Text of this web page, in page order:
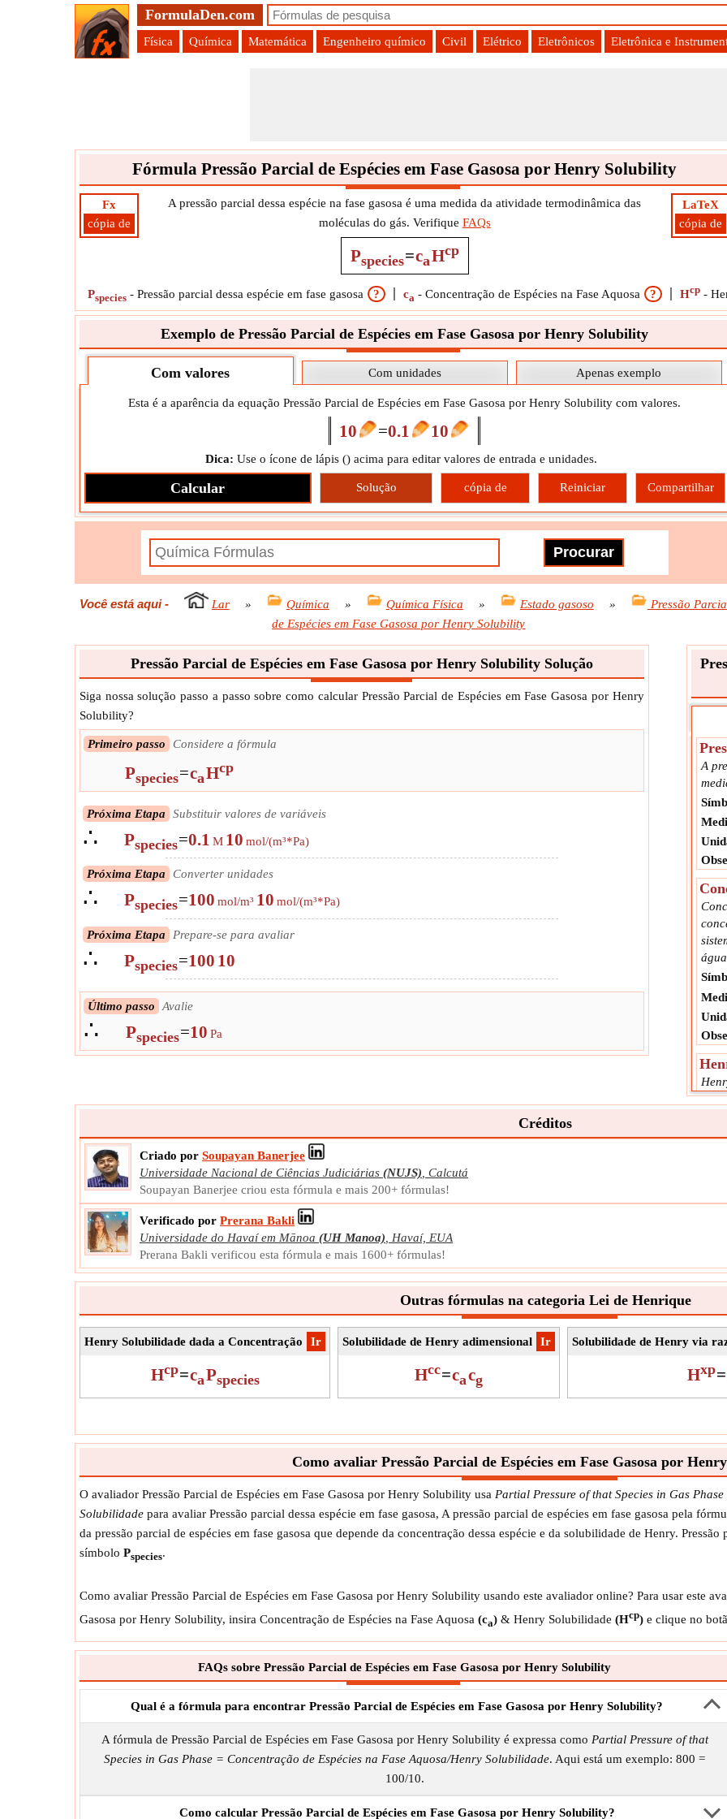
FormulaDen.com
Física Química Matemática Engenheiro químico Civil Elétrico Eletrônicos Eletrônica e
Fórmula Pressão Parcial de Espécies em Fase Gasosa por Henry Solubility
Fx
cópia de
LaTeX
cópia de
A pressão parcial dessa espécie na fase gasosa é uma medida da atividade termodinâmica das
moléculas do gás. Verifique FAQs
Pspecies=caHcp
Pspecies - Pressão parcial dessa espécie em fase gasosa ? ca - Concentração de Espécies na Fase Aquosa ? Hcp -
Exemplo de Pressão Parcial de Espécies em Fase Gasosa por Henry Solubility
Com valores Com unidades Apenas exemplo
Esta é a aparência da equação Pressão Parcial de Espécies em Fase Gasosa por Henry Solubility com valores.
10 =0.1 10
Dica: Use o ícone de lápis () acima para editar valores de entrada e unidades.
Calcular Solução cópia de Reiniciar Compartilhar
Você está aqui- Lar » Química » Química Física » Estado gasoso »
Pressão
de Espécies em Fase Gasosa por Henry Solubility
Pressão Parcial de Espécies em Fase Gasosa por Henry Solubility Solução
Siga nossa solução passo a passo sobre como calcular Pressão Parcial de Espécies em Fase Gasosa por Henry
Solubility?
Primeiro passo Considere a fórmula
Pspecies=caHcp
Próxima Etapa Substituir valores de variáveis
∴ Pspecies=0.1 M 10 mol/(m³*Pa)
Próxima Etapa Converter unidades
∴ Pspecies=100 mol/m³ 10 mol/(m³*Pa)
Próxima Etapa Prepare-se para avaliar
∴ Pspecies=100 10
Último passo Avalie
∴ Pspecies=10 Pa
A
Créditos
Criado por Soupayan Banerjee
Universidade Nacional de Ciências Judiciárias (NUJS) Calcutá
Soupayan Banerjee criou esta fórmula e mais 200+ fórmulas!
Verificado por Prerana Bakli
Universidade do Havaí em Mānoa (UH Manoa)
Havaí, EUA
Prerana Bakli verificou esta fórmula e mais 1600+ fórmulas!
Outras fórmulas na categoria Lei de Henrique
​Ir
Henry Solubilidade dada a Concentração
Hcp=caPspecies
​Ir
Solubilidade de Henry adimensional
Hcc=cacg
Solubilidade de Henry via
Hxp=
Como avaliar Pressão Parcial de Espécies em Fase Gasosa por
O avaliador Pressão Parcial de Espécies em Fase Gasosa por Henry Solubility usa Partial Pressure of that Species in Gas
Solubilidade para avaliar Pressão parcial dessa espécie em fase gasosa, A pressão parcial de espécies em fase gasosa pela
da pressão parcial de espécies em fase gasosa que depende da concentração dessa espécie e da solubilidade de Henry.
símbolo Pspecies.
Como avaliar Pressão Parcial de Espécies em Fase Gasosa por Henry Solubility usando este avaliador online? Para usar este
Gasosa por Henry Solubility, insira Concentração de Espécies na Fase Aquosa (ca) & Henry Solubilidade (Hcp) e clique no
FAQs sobre Pressão Parcial de Espécies em Fase Gasosa por Henry Solubility
Qual é a fórmula para encontrar Pressão Parcial de Espécies em Fase Gasosa por Henry Solubility?
A fórmula de Pressão Parcial de Espécies em Fase Gasosa por Henry Solubility é expressa como Partial Pressure of that
Species in Gas Phase = Concentração de Espécies na Fase Aquosa/Henry Solubilidade. Aqui está um exemplo: 800 =
100/10.
Como calcular Pressão Parcial de Espécies em Fase Gasosa por Henry Solubility?